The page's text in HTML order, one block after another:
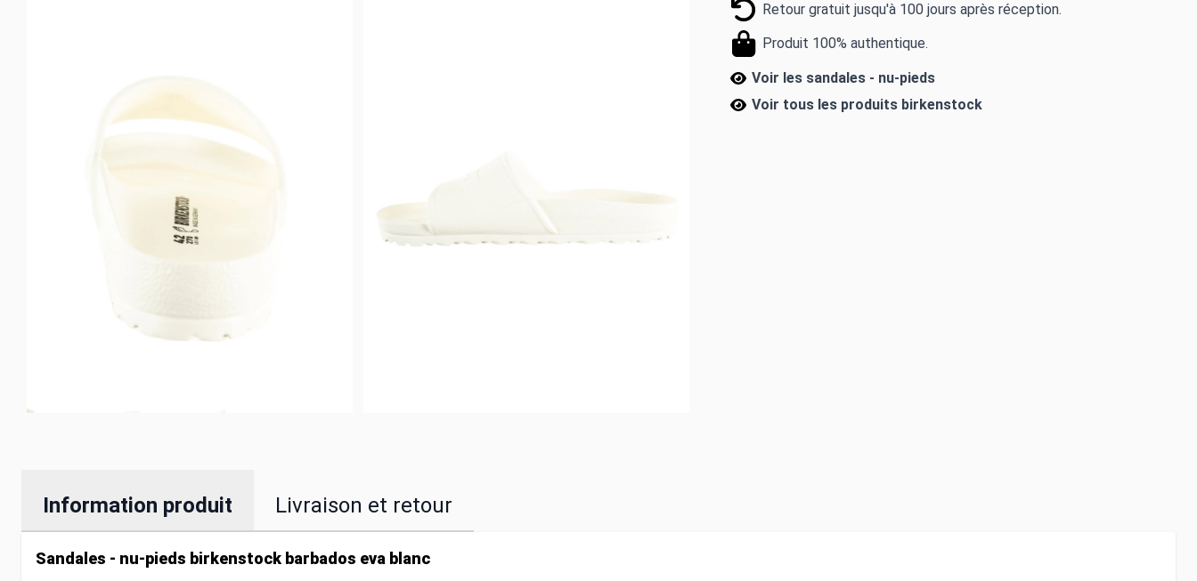
Retour gratuit jusqu'à 100 jours après réception.
Produit 100% authentique.
Voir les sandales - nu-pieds
Voir tous les produits birkenstock
Information produit Livraison et retour
Sandales - nu-pieds birkenstock barbados eva blanc